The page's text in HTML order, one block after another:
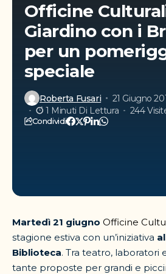
Officine
Giardino con i
per un
speciale
Roberta Fusari
21 Giugno
1 Minuti Di Lettura
244
Condividi
Martedì 21 giugno Officine
stagione estiva con un’iniziativa
Biblioteca. Tra teatro, laboratori
tante proposte per grandi e